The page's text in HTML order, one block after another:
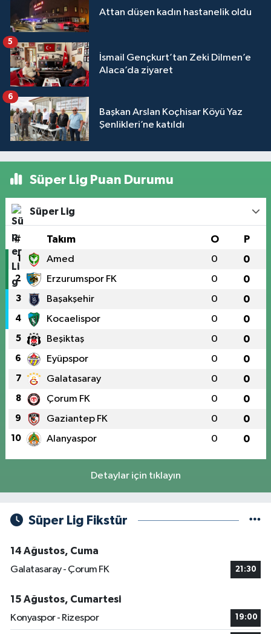
Attan düşen kadın hastanelik oldu
İsmail Gençkurt’tan Zeki Dilmen’e
Alaca’da ziyaret
5
Başkan Arslan Koçhisar Köyü Yaz
Şenlikleri’ne katıldı
6
Süper Lig Puan Durumu
Süper Lig
# Takım O P
1 Amed 0 0
2 Erzurumspor FK 0 0
3 Başakşehir 0 0
4 Kocaelispor 0 0
5 Beşiktaş 0 0
6 Eyüpspor 0 0
7 Galatasaray 0 0
8 Çorum FK 0 0
9 Gaziantep FK 0 0
10 Alanyaspor 0 0
Detaylar için tıklayın
Süper Lig Fikstür
14 Ağustos, Cuma
Galatasaray - Çorum FK
21:30
15 Ağustos, Cumartesi
Konyaspor - Rizespor
19:00